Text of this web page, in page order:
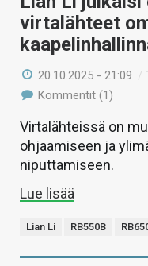
virtalähteet
20.10.2025 - 21:09 /
Kommentit (1)
Virtalähteissä on
ohjaamiseen ja
niputtamiseen.
Lue lisää
Lian Li RB550B